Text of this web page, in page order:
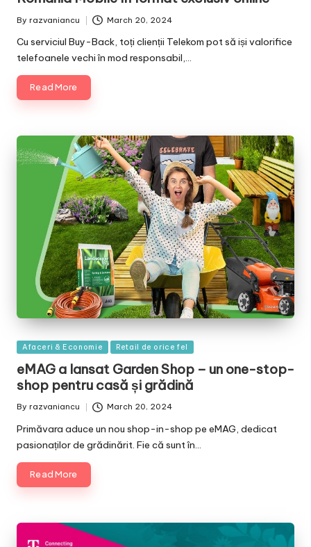
Posted
By razvaniancu March 20, 2024
Cu serviciul Buy-Back, toți clienții Telekom pot să iși valorifice
telefoanele vechi în mod responsabil,…
Read More
Posted
Afaceri & Economie Retail de orice fel
eMAG a lansat Garden Shop – un one-stop-
shop pentru casă și grădină
Posted
By razvaniancu March 20, 2024
Primăvara aduce un nou shop-in-shop pe eMAG, dedicat
pasionaților de grădinărit. Fie că sunt în…
Read More